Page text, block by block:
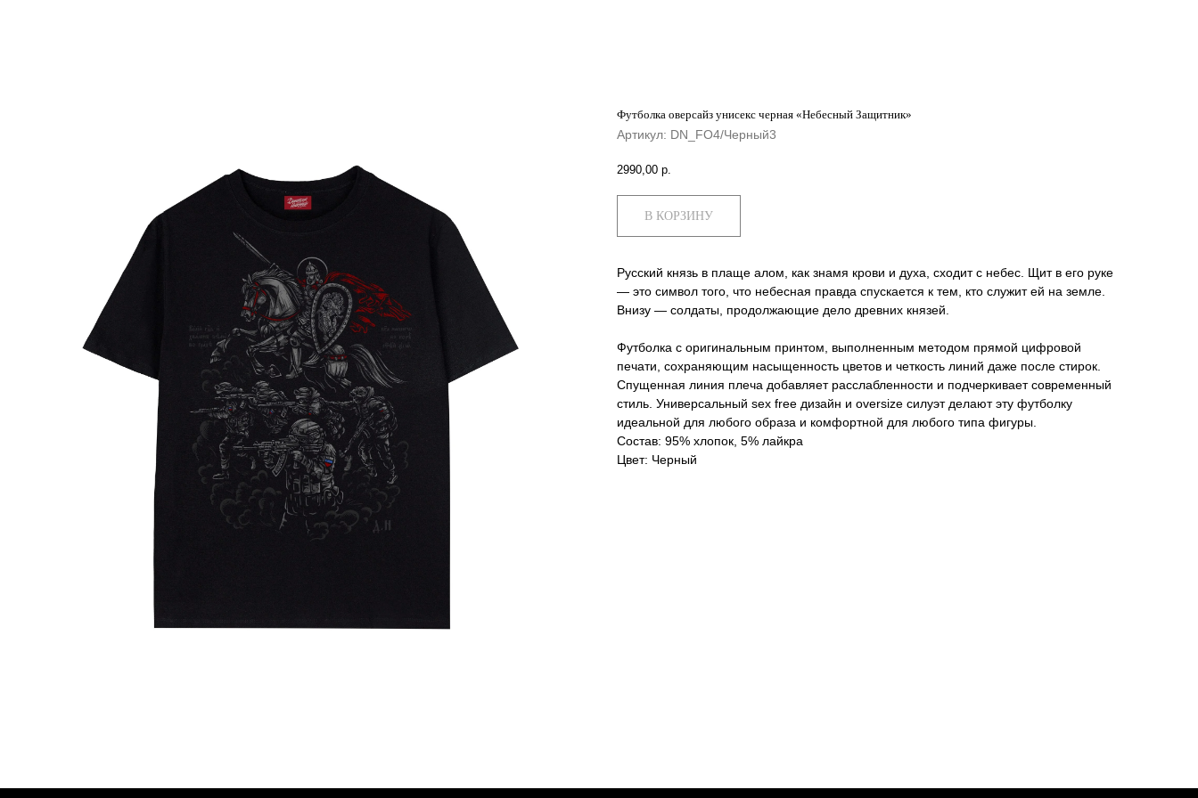
Футболка оверсайз унисекс черная «Небесный Защитник»
Артикул: DN_FO4/Черный3
2990,00 р.
В КОРЗИНУ
Русский князь в плаще алом, как знамя крови и духа, сходит с небес. Щит в его руке
— это символ того, что небесная правда спускается к тем, кто служит ей на земле.
Внизу — солдаты, продолжающие дело древних князей.
Футболка с оригинальным принтом, выполненным методом прямой цифровой
печати, сохраняющим насыщенность цветов и четкость линий даже после стирок.
Спущенная линия плеча добавляет расслабленности и подчеркивает современный
стиль. Универсальный sex free дизайн и oversize силуэт делают эту футболку
идеальной для любого образа и комфортной для любого типа фигуры.
Состав: 95% хлопок, 5% лайкра
Цвет: Черный